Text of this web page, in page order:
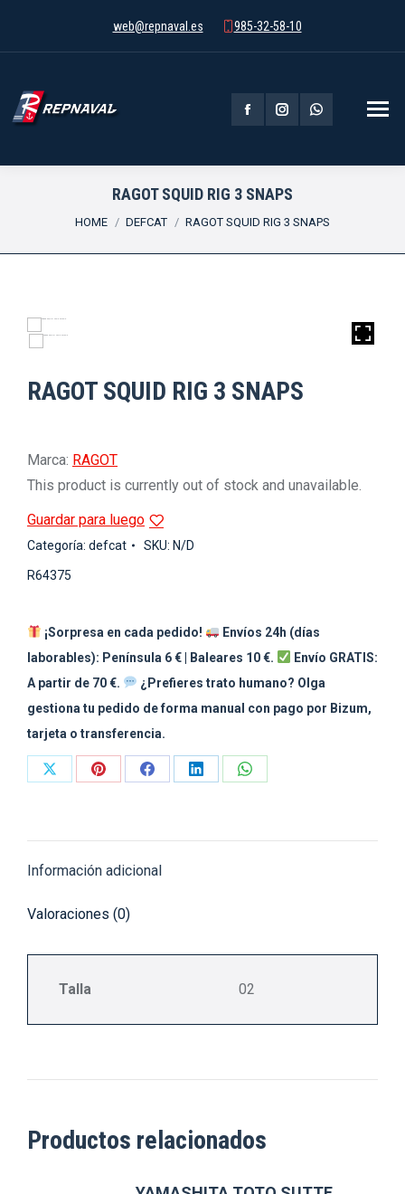
web@repnaval.es 985-32-58-10
Facebook
opens
in
new
Instagram
opens
in
new
Whatsapp
in
new
RAGOT SQUID RIG 3 SNAPS
You are here:
HOME DEFCAT RAGOT SQUID RIG 3 SNAPS
RAGOT SQUID RIG 3 SNAPS
Marca: RAGOT
This product is currently out of stock and unavailable.
Guardar para luego
Categoría: defcat SKU: N/D
R64375
¡Sorpresa en cada pedido!
Envíos 24h (días
laborables): Península 6 € | Baleares 10 €.
Envío GRATIS:
A partir de 70 €.
¿Prefieres trato humano? Olga
gestiona tu pedido de forma manual con pago por Bizum,
tarjeta o transferencia.
Share
Share
Share
Share
Share
Información adicional
Valoraciones (0)
Talla 02
Productos relacionados